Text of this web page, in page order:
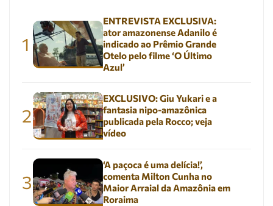
1
ENTREVISTA EXCLUSIVA:
ator amazonense Adanilo é
indicado ao Prêmio Grande
Otelo pelo filme ‘O Último
Azul’
2
EXCLUSIVO: Giu Yukari e a
fantasia nipo-amazônica
publicada pela Rocco; veja
vídeo
3
‘A paçoca é uma delícia!’,
comenta Milton Cunha no
Maior Arraial da Amazônia em
Roraima